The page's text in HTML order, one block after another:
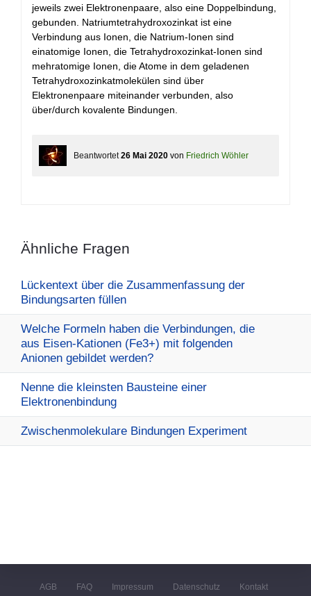
jeweils zwei Elektronenpaare, also eine Doppelbindung,
gebunden. Natriumtetrahydroxozinkat ist eine
Verbindung aus Ionen, die Natrium-Ionen sind
einatomige Ionen, die Tetrahydroxozinkat-Ionen sind
mehratomige Ionen, die Atome in dem geladenen
Tetrahydroxozinkatmolekülen sind über
Elektronenpaare miteinander verbunden, also
über/durch kovalente Bindungen.
Beantwortet 26 Mai 2020 von Friedrich Wöhler
Ähnliche Fragen
Lückentext über die Zusammenfassung der
Bindungsarten füllen
Welche Formeln haben die Verbindungen, die
aus Eisen-Kationen (Fe3+) mit folgenden
Anionen gebildet werden?
Nenne die kleinsten Bausteine einer
Elektronenbindung
Zwischenmolekulare Bindungen Experiment
AGB FAQ Impressum Datenschutz Kontakt